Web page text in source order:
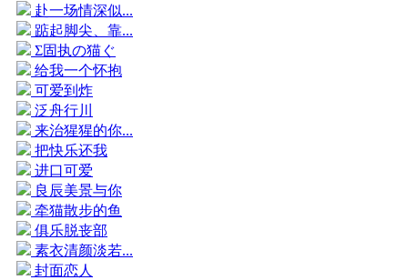
赴一场情深似...
踮起脚尖、靠...
Σ固执の猫ぐ
给我一个怀抱
可爱到炸
泛舟行川
来治猩猩的你...
把快乐还我
进口可爱
良辰美景与你
牵猫散步的鱼
俱乐脱丧部
素衣清颜淡若...
封面恋人